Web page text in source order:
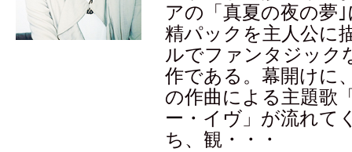
アの「真夏の夜の夢
精パックを主人公に
ルでファンタジック
作である。幕開けに
の作曲による主題歌
ー・イヴ」が流れて
ち、観・・・